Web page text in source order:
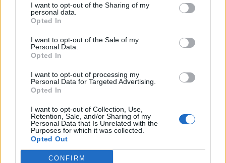
I want to opt-out of the Sharing of my
personal data.
Opted In
I want to opt-out of the Sale of my
Personal Data.
Opted In
I want to opt-out of processing my
Personal Data for Targeted Advertising.
Opted In
I want to opt-out of Collection, Use,
Retention, Sale, and/or Sharing of my
Personal Data that Is Unrelated with the
Purposes for which it was collected.
Opted Out
CONFIRM